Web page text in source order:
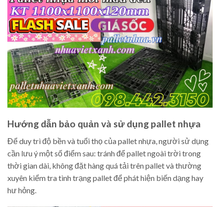
Hướng dẫn bảo quản và sử dụng pallet nhựa
Để duy trì độ bền và tuổi thọ của pallet nhựa, người sử dụng
cần lưu ý một số điểm sau: tránh để pallet ngoài trời trong
thời gian dài, không đặt hàng quá tải trên pallet và thường
xuyên kiểm tra tình trạng pallet để phát hiện biến dạng hay
hư hỏng.